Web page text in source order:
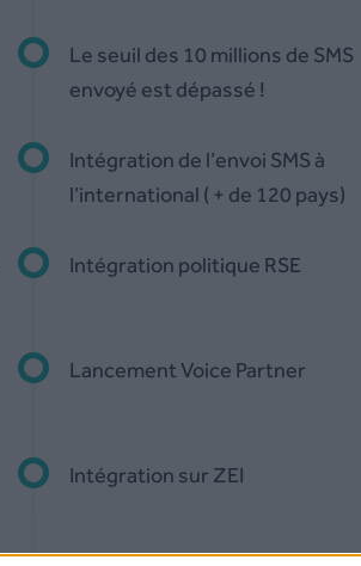
Le seuil des 10 millions de SMS
envoyé est dépassé !
Intégration de l’envoi SMS à
l’international ( + de 120 pays)
Intégration politique RSE
Lancement Voice Partner
Intégration sur ZEI